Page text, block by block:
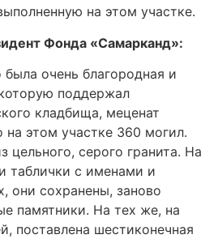
на этом участке.
Фонда «Самарканд»:
была очень благородная и
поддержал
кладбища, меценат
на этом участке 360 могил.
цельного, серого гранита. На
таблички с именами и
они сохранены, заново
памятники. На тех же, на
поставлена шестиконечная